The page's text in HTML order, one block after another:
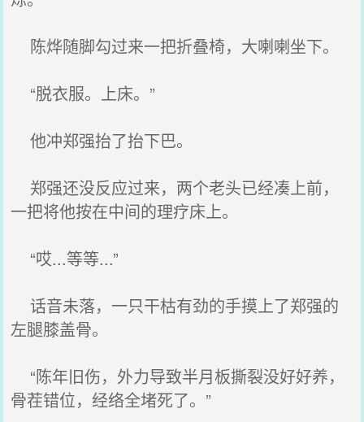
陈烨随脚勾过来一把折叠椅，大喇喇坐下。
“脱衣服。上床。”
他冲郑强抬了抬下巴。
郑强还没反应过来，两个老头已经凑上前，
一把将他按在中间的理疗床上。
“哎...等等...”
话音未落，一只干枯有劲的手摸上了郑强的
左腿膝盖骨。
“陈年旧伤，外力导致半月板撕裂没好好养，
骨茬错位，经络全堵死了。”